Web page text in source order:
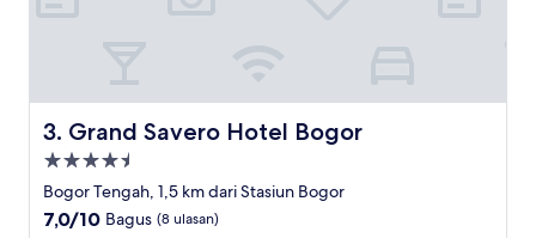
3. Grand Savero Hotel Bogor
Grand Savero Hotel Bogor
Properti
bintang
4.5
Bogor Tengah, 1,5 km dari Stasiun Bogor
7.0
7,0/10 Bagus (8 ulasan)